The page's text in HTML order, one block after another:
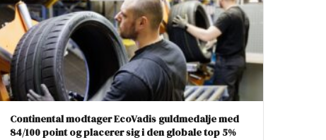
Continental modtager EcoVadis guldmedalje med
84/100 point og placerer sig i den globale top 5%